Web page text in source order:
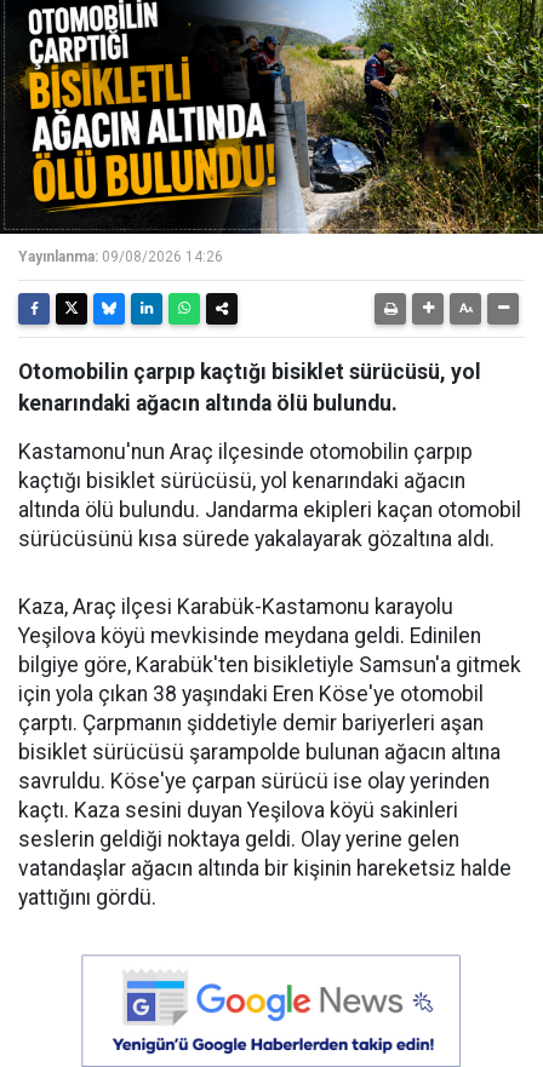
Yayınlanma: 09/08/2026 14:26
Otomobilin çarpıp kaçtığı bisiklet sürücüsü, yol
kenarındaki ağacın altında ölü bulundu.
Kastamonu'nun Araç ilçesinde otomobilin çarpıp
kaçtığı bisiklet sürücüsü, yol kenarındaki ağacın
altında ölü bulundu. Jandarma ekipleri kaçan otomobil
sürücüsünü kısa sürede yakalayarak gözaltına aldı.
Kaza, Araç ilçesi Karabük-Kastamonu karayolu
Yeşilova köyü mevkisinde meydana geldi. Edinilen
bilgiye göre, Karabük'ten bisikletiyle Samsun'a gitmek
için yola çıkan 38 yaşındaki Eren Köse'ye otomobil
çarptı. Çarpmanın şiddetiyle demir bariyerleri aşan
bisiklet sürücüsü şarampolde bulunan ağacın altına
savruldu. Köse'ye çarpan sürücü ise olay yerinden
kaçtı. Kaza sesini duyan Yeşilova köyü sakinleri
seslerin geldiği noktaya geldi. Olay yerine gelen
vatandaşlar ağacın altında bir kişinin hareketsiz halde
yattığını gördü.